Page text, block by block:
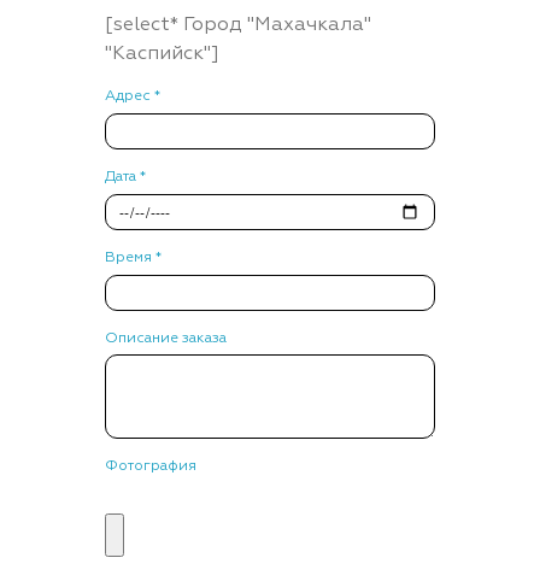
[select* Город "Махачкала"
"Каспийск"]
Адрес *
Дата *
Время *
Описание заказа
Фотография